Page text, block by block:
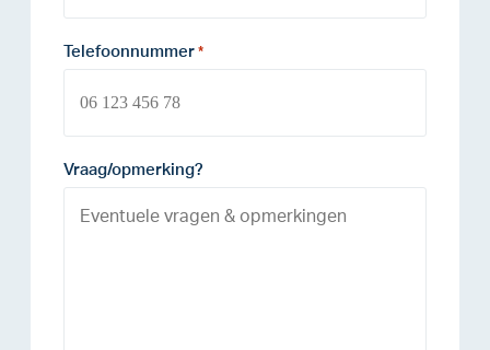
Telefoonnummer *
Vraag/opmerking?